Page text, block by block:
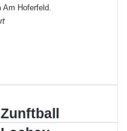
Am Hoferfeld.
Z
u
Zunftball